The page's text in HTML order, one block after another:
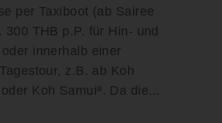
per Taxiboot (ab Sairee
300 THB p.P. für Hin- und
innerhalb einer
z.B. ab Koh
Koh Samuiª. Da die...